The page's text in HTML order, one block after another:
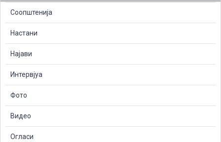
Соопштенија
Настани
Најави
Интервјуа
Фото
Видео
Огласи